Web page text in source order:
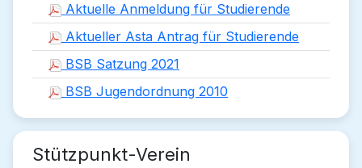
Aktuelle Anmeldung für Studierende
Aktueller Asta Antrag für Studierende
BSB Satzung 2021
BSB Jugendordnung 2010
Stützpunkt-Verein